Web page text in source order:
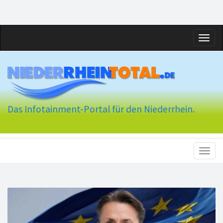
Das Infotainment-Portal für den Niederrhein.